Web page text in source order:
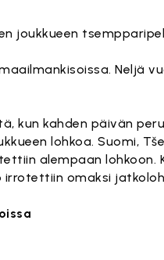
joukkueen
Neljä
kun kahden päivän
lohkoa. Suomi,
alempaan lohkoon.
omaksi